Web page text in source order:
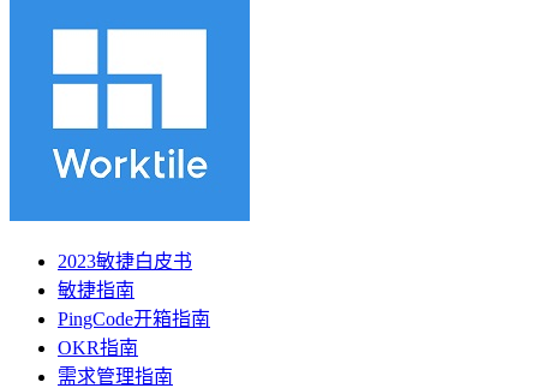
2023敏捷白皮书
敏捷指南
PingCode开箱指南
OKR指南
需求管理指南